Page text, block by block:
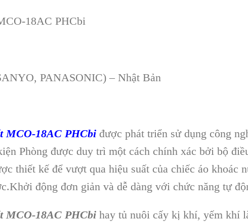
18AC PHCbi
PANASONIC) – Nhật Bản
MCO-18AC PHCbi được phát triển sử dụng công
Phòng được duy trì một cách chính xác bởi bộ
thiết kế để vượt qua hiệu suất của chiếc áo khoác
động đơn giản và dễ dàng với chức năng tự
MCO-18AC PHCbi hay tủ nuôi cấy kị khí, yếm khí